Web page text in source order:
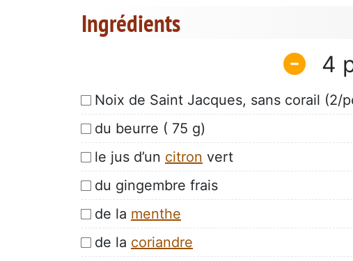
Ingrédients
4
Noix de Saint Jacques, sans corail (2/
du beurre ( 75 g)
le jus d’un citron vert
du gingembre frais
de la menthe
de la coriandre